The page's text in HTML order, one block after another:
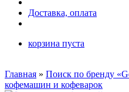
Доставка, оплата
корзина пуста
Главная » Поиск по бренду
кофемашин и кофеварок